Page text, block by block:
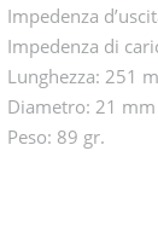
Impedenza
Impedenza di
Lunghezza: 251
Diametro: 21 mm
Peso: 89 gr.